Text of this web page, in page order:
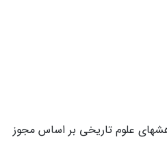
علوم تاریخی بر اساس مجوز